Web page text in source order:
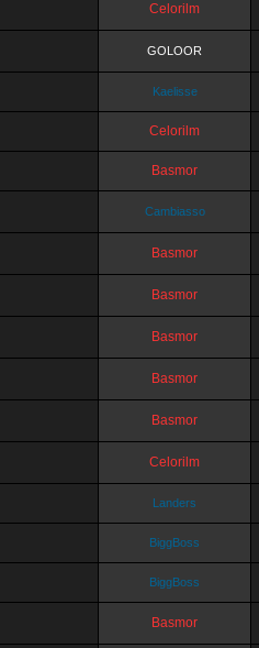
Celorilm
GOLOOR
Kaelisse
Celorilm
Basmor
Cambiasso
Basmor
Basmor
Basmor
Basmor
Basmor
Celorilm
Landers
BiggBoss
BiggBoss
Basmor